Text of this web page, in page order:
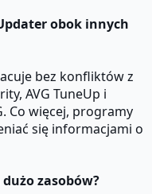
obok innych
bez konfliktów z
AVG TuneUp i
Co więcej, programy
się informacjami o
zasobów?